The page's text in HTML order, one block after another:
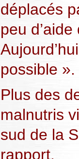
déplacés
peu
possible ».
Plus des
malnutris
sud de la
rapport.